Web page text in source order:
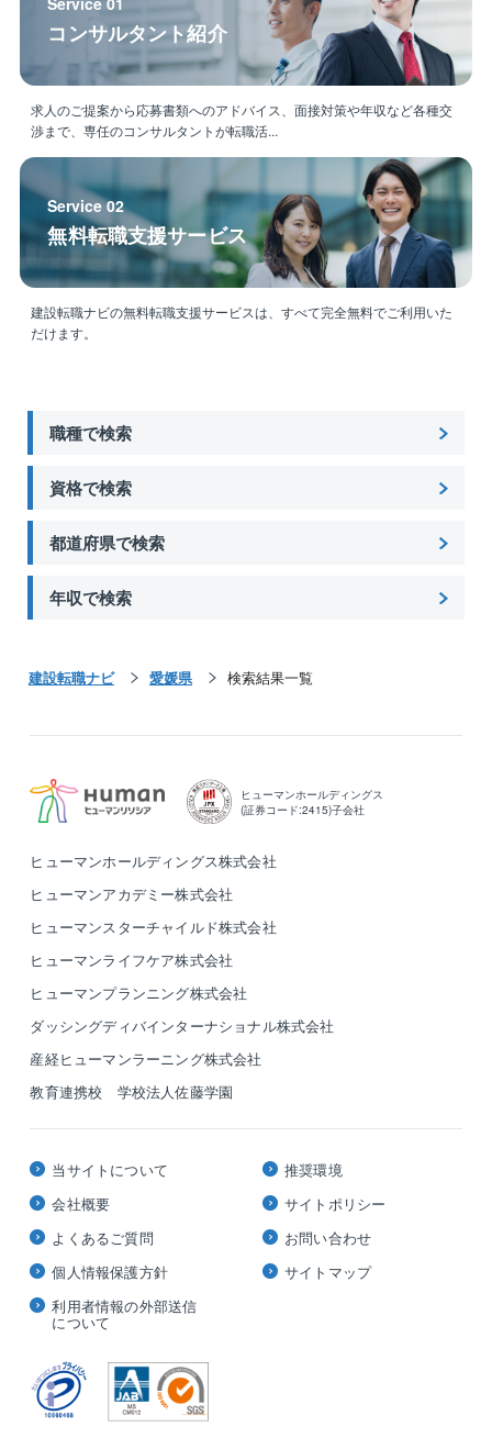
同社は「企画/コンサルティング」「設計」「構築」
「保守/維持管理」の技術を最大限活用し社会に新たな
ソリューションを提供し続けています。
エネルギーソリューションは当然のこと、建築、不動
産、保守管理まで幅広くご提案できるのが同社の強み
です。
◇充実の福利厚生・安定した事業基盤が魅力のNTTグ
ループ◇
総資産21兆円、連結子会社900社、従業員数28万人を
超えるNTTグループの一員であり、9500棟超の管理物
件を有し国内外におけるグループ会社の事業を支えて
います。
充実の福利厚生、年次有給取得18日、手厚い資格支援
コンサルタント紹介
求人のご提案から応募書類へのアドバイス、面接対策や年収など各種交
渉まで、専任のコンサルタントが転職活...
Service 02
無料転職支援サービス
建設転職ナビの無料転職支援サービスは、すべて完全無料でご利用いた
だけます。
職種で検索
資格で検索
都道府県で検索
年収で検索
建設転職ナビ 愛媛県 検索結果一覧
ヒューマンホールディングス
(証券コード:2415)子会社
ヒューマンホールディングス株式会社
ヒューマンアカデミー株式会社
ヒューマンスターチャイルド株式会社
ヒューマンライフケア株式会社
ヒューマンプランニング株式会社
ダッシングディバインターナショナル株式会社
産経ヒューマンラーニング株式会社
教育連携校 学校法人佐藤学園
当サイトについて
会社概要
よくあるご質問
個人情報保護方針
利用者情報の外部送信
について
推奨環境
サイトポリシー
お問い合わせ
サイトマップ